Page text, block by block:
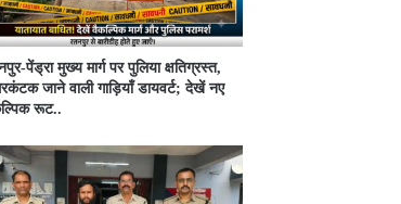
पेंड्रा मुख्य मार्ग पर पुलिया क्षतिग्रस्त,
जाने वाली गाड़ियाँ डायवर्ट; देखें नए
रूट..